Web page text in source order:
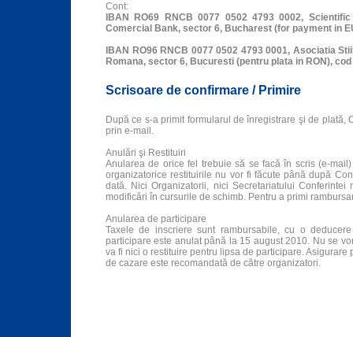
Cont:
IBAN RO69 RNCB 0077 0502 4793 0002,
Comercial Bank, sector 6, Bucharest (for payment in
IBAN RO96 RNCB 0077 0502 4793 0001, Asociatia
Romana, sector 6, Bucuresti (pentru plata in RON),
Scrisoare de confirmare / Primire
După ce s-a primit formularul de înregistrare şi de
prin e-mail.
Anulări şi Restituiri
Anularea de orice fel trebuie să se facă în scris (e-
organizatorice restituirile nu vor fi făcute până după
dată. Nici Organizatorii, nici Secretariatului
modificări în cursurile de schimb. Pentru a primi
Anularea de participare
Taxele de inscriere sunt rambursabile, cu o
participare este anulat până la 15 august 2010. Nu se
va fi nici o restituire pentru lipsa de participare.
de cazare este recomandată de către organizatori.